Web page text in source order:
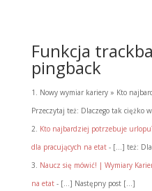
Funkcja
pingback
Nowy wymiar kariery » Kto
Przeczytaj też: Dlaczego tak ciężko
Kto najbardziej potrzebuje
dla pracujących na etat- [...] też:
Naucz się mówić! | Wymiary
na etat- [...] Następny post [...]